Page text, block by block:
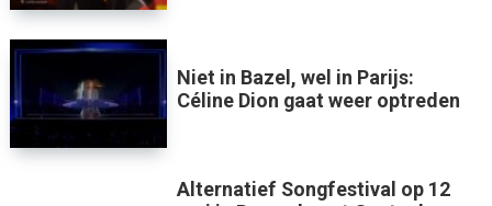
Niet in Bazel, wel in Parijs:
Céline Dion gaat weer optreden
Alternatief Songfestival op 12